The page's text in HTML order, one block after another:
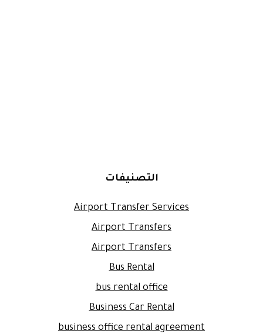
التصنيفات
Airport Transfer Services
Airport Transfers
Airport Transfers
Bus Rental
bus rental office
Business Car Rental
business office rental agreement